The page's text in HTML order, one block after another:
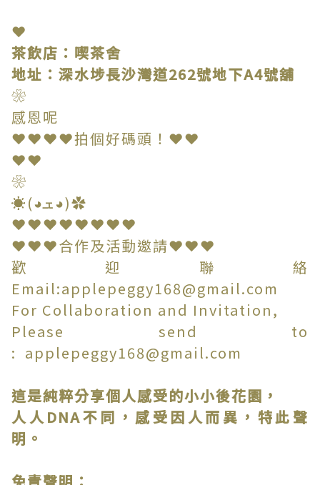
❤
茶飲店：喫茶舍
地址：深水埗長沙灣道262號地下A4號舖
❀
感恩呢
❤❤❤❤拍個好碼頭！❤❤
❤❤
❀
☀(◕ܫ◕)✿
❤❤❤❤❤❤❤❤
❤❤❤合作及活動邀請❤❤❤
歡迎聯絡
Email:applepeggy168@gmail.com
For Collaboration and Invitation,
Please send to
: applepeggy168@gmail.com
這是純粹分享個人感受的小小後花園，
人人DNA不同，感受因人而異，特此聲
明。